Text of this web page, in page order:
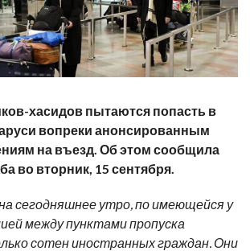
хасидов пытаются попасть в
вопреки анонсированным
на въезд. Об этом сообщила
во вторник, 15 сентября.
сегодняшнее утро, по имеющейся у
между пунктами пропуска
сотен иностранных граждан. Они